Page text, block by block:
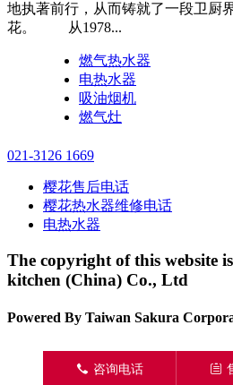
地执著前行，从而铸就了一段卫
花。 从1978...
燃气热水器
电热水器
吸油烟机
燃气灶
021-3126 1669
樱花售后电话
樱花热水器维修电话
电热水器
The copyright of this website
kitchen (China) Co., Ltd
Powered By Taiwan Sakura
󦁁 咨询电话 󦃡